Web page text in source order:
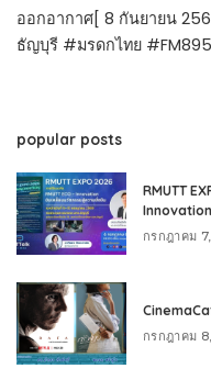
ออกอากาศ[ 8 กันยายน
ธัญบุรี #มรดกไทย #FM895
popular posts
RMUTT
กรกฎาคม
กรกฎาคม